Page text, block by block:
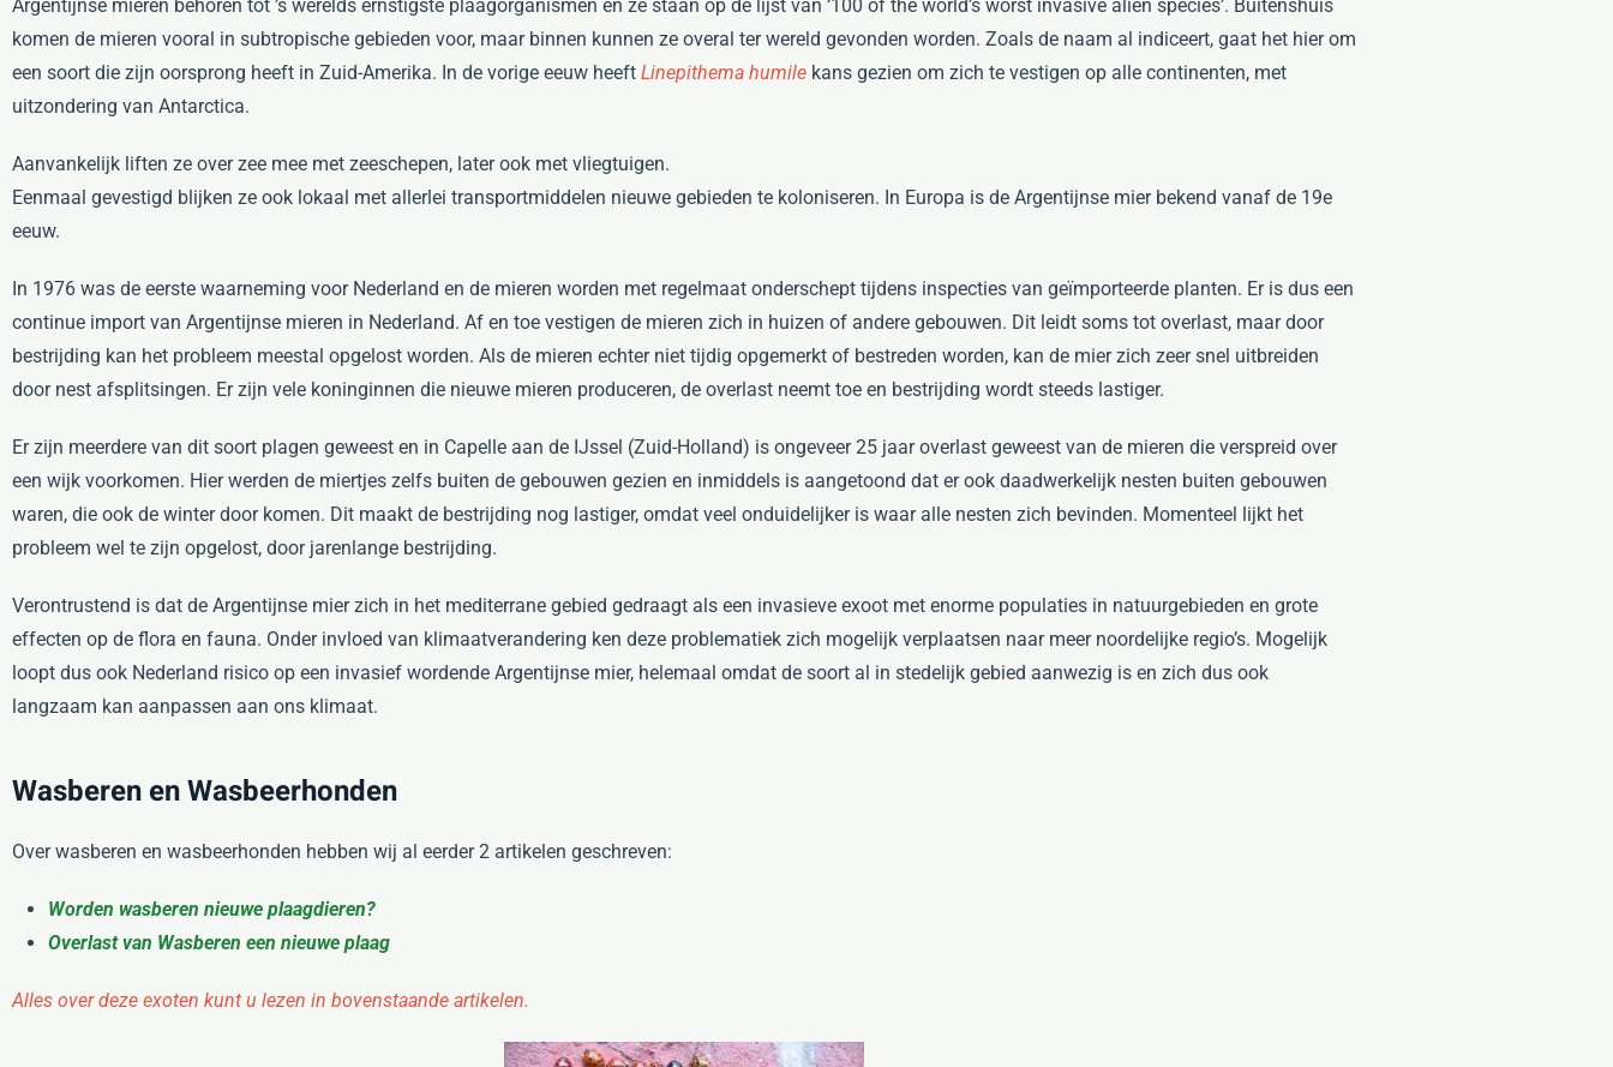
Argentijnse mieren behoren tot ’s werelds ernstigste plaagorganismen en ze staan op de lijst van ‘100 of the world’s worst invasive alien species’. Buitenshuis
komen de mieren vooral in subtropische gebieden voor, maar binnen kunnen ze overal ter wereld gevonden worden. Zoals de naam al indiceert, gaat het hier om
een soort die zijn oorsprong heeft in Zuid-Amerika. In de vorige eeuw heeft Linepithema humile kans gezien om zich te vestigen op alle continenten, met
uitzondering van Antarctica.
Aanvankelijk liften ze over zee mee met zeeschepen, later ook met vliegtuigen.
Eenmaal gevestigd blijken ze ook lokaal met allerlei transportmiddelen nieuwe gebieden te koloniseren. In Europa is de Argentijnse mier bekend vanaf de 19e
eeuw.
In 1976 was de eerste waarneming voor Nederland en de mieren worden met regelmaat onderschept tijdens inspecties van geïmporteerde planten. Er is dus een
continue import van Argentijnse mieren in Nederland. Af en toe vestigen de mieren zich in huizen of andere gebouwen. Dit leidt soms tot overlast, maar door
bestrijding kan het probleem meestal opgelost worden. Als de mieren echter niet tijdig opgemerkt of bestreden worden, kan de mier zich zeer snel uitbreiden
door nest afsplitsingen. Er zijn vele koninginnen die nieuwe mieren produceren, de overlast neemt toe en bestrijding wordt steeds lastiger.
Er zijn meerdere van dit soort plagen geweest en in Capelle aan de IJssel (Zuid-Holland) is ongeveer 25 jaar overlast geweest van de mieren die verspreid over
een wijk voorkomen. Hier werden de miertjes zelfs buiten de gebouwen gezien en inmiddels is aangetoond dat er ook daadwerkelijk nesten buiten gebouwen
waren, die ook de winter door komen. Dit maakt de bestrijding nog lastiger, omdat veel onduidelijker is waar alle nesten zich bevinden. Momenteel lijkt het
probleem wel te zijn opgelost, door jarenlange bestrijding.
Verontrustend is dat de Argentijnse mier zich in het mediterrane gebied gedraagt als een invasieve exoot met enorme populaties in natuurgebieden en grote
effecten op de flora en fauna. Onder invloed van klimaatverandering ken deze problematiek zich mogelijk verplaatsen naar meer noordelijke regio’s. Mogelijk
loopt dus ook Nederland risico op een invasief wordende Argentijnse mier, helemaal omdat de soort al in stedelijk gebied aanwezig is en zich dus ook
langzaam kan aanpassen aan ons klimaat.
Wasberen en Wasbeerhonden
Over wasberen en wasbeerhonden hebben wij al eerder 2 artikelen geschreven:
Worden wasberen nieuwe plaagdieren?
Overlast van Wasberen een nieuwe plaag
Alles over deze exoten kunt u lezen in bovenstaande artikelen.